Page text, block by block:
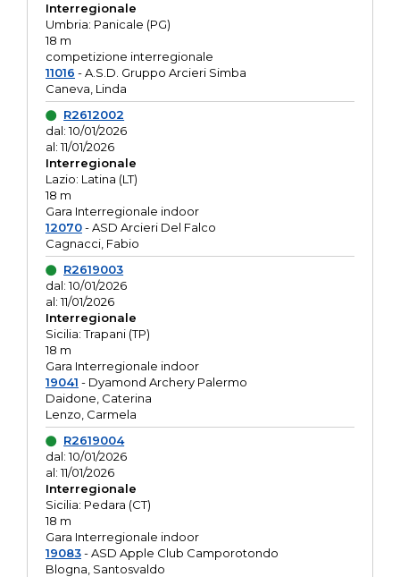
Interregionale
Umbria: Panicale (PG)
18 m
competizione interregionale
11016 - A.S.D. Gruppo Arcieri Simba
Caneva, Linda
R2612002
dal: 10/01/2026
al: 11/01/2026
Interregionale
Lazio: Latina (LT)
18 m
Gara Interregionale indoor
12070- ASD Arcieri Del Falco
Cagnacci, Fabio
R2619003
dal: 10/01/2026
al: 11/01/2026
Interregionale
Sicilia: Trapani (TP)
18 m
Gara Interregionale indoor
19041 - Dyamond Archery Palermo
Daidone, Caterina
Lenzo, Carmela
R2619004
dal: 10/01/2026
al: 11/01/2026
Interregionale
Sicilia: Pedara (CT)
18 m
Gara Interregionale indoor
19083- ASD Apple Club Camporotondo
Blogna, Santosvaldo